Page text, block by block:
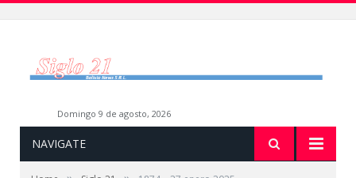
domingo 9 de agosto, 2026
NAVIGATE